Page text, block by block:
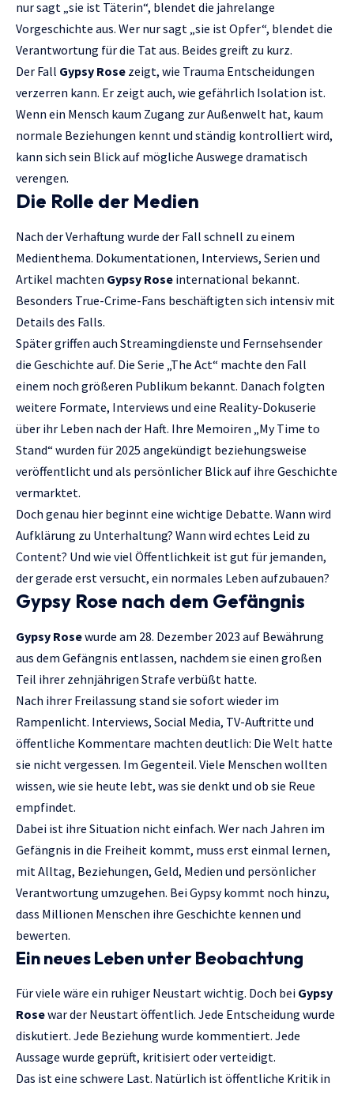
nur sagt „sie ist Täterin“, blendet die jahrelange
Vorgeschichte aus. Wer nur sagt „sie ist Opfer“, blendet die
Verantwortung für die Tat aus. Beides greift zu kurz.
Der Fall Gypsy Rose zeigt, wie Trauma Entscheidungen
verzerren kann. Er zeigt auch, wie gefährlich Isolation ist.
Wenn ein Mensch kaum Zugang zur Außenwelt hat, kaum
normale Beziehungen kennt und ständig kontrolliert wird,
kann sich sein Blick auf mögliche Auswege dramatisch
verengen.
Die Rolle der Medien
Nach der Verhaftung wurde der Fall schnell zu einem
Medienthema. Dokumentationen, Interviews, Serien und
Artikel machten Gypsy Rose international bekannt.
Besonders True-Crime-Fans beschäftigten sich intensiv mit
Details des Falls.
Später griffen auch Streamingdienste und Fernsehsender
die Geschichte auf. Die Serie „The Act“ machte den Fall
einem noch größeren Publikum bekannt. Danach folgten
weitere Formate, Interviews und eine Reality-Dokuserie
über ihr Leben nach der Haft. Ihre Memoiren „My Time to
Stand“ wurden für 2025 angekündigt beziehungsweise
veröffentlicht und als persönlicher Blick auf ihre Geschichte
vermarktet.
Doch genau hier beginnt eine wichtige Debatte. Wann wird
Aufklärung zu Unterhaltung? Wann wird echtes Leid zu
Content? Und wie viel Öffentlichkeit ist gut für jemanden,
der gerade erst versucht, ein normales Leben aufzubauen?
Gypsy Rose nach dem Gefängnis
Gypsy Rosewurde am 28. Dezember 2023 auf Bewährung
aus dem Gefängnis entlassen, nachdem sie einen großen
Teil ihrer zehnjährigen Strafe verbüßt hatte.
Nach ihrer Freilassung stand sie sofort wieder im
Rampenlicht. Interviews, Social Media, TV-Auftritte und
öffentliche Kommentare machten deutlich: Die Welt hatte
sie nicht vergessen. Im Gegenteil. Viele Menschen wollten
wissen, wie sie heute lebt, was sie denkt und ob sie Reue
empfindet.
Dabei ist ihre Situation nicht einfach. Wer nach Jahren im
Gefängnis in die Freiheit kommt, muss erst einmal lernen,
mit Alltag, Beziehungen, Geld, Medien und persönlicher
Verantwortung umzugehen. Bei Gypsy kommt noch hinzu,
dass Millionen Menschen ihre Geschichte kennen und
bewerten.
Ein neues Leben unter Beobachtung
Für viele wäre ein ruhiger Neustart wichtig. Doch bei Gypsy
Rosewar der Neustart öffentlich. Jede Entscheidung wurde
diskutiert. Jede Beziehung wurde kommentiert. Jede
Aussage wurde geprüft, kritisiert oder verteidigt.
Das ist eine schwere Last. Natürlich ist öffentliche Kritik in